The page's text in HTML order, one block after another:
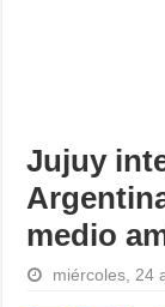
Jujuy
medio
miércoles, 24